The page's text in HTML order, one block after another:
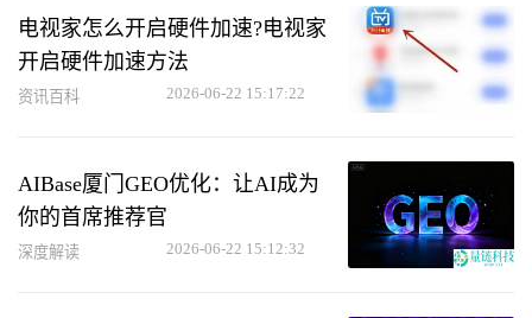
电视家怎么开启硬件加速?电视家
开启硬件加速方法
资讯百科 2026-06-22 15:17:22
AIBase厦门GEO优化：让AI成为
你的首席推荐官
深度解读 2026-06-22 15:12:32